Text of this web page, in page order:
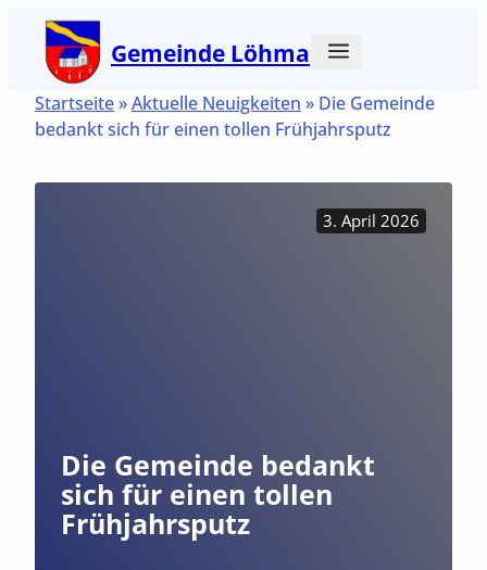
Zum
Inhalt
springen
Gemeinde Löhma
Startseite»Aktuelle Neuigkeiten » Die Gemeinde
bedankt sich für einen tollen Frühjahrsputz
3. April 2026
Die Gemeinde bedankt
sich für einen tollen
Frühjahrsputz